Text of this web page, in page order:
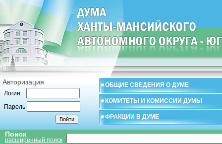
Авторизация
Логин
Пароль
ОБЩИЕ СВЕДЕНИЯ О ДУМЕ
КОМИТЕТЫ И КОМИССИИ ДУМЫ
ФРАКЦИИ В ДУМЕ
Поиск
расширенный поиск